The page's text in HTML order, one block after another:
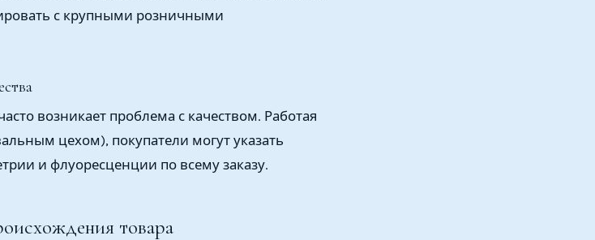
с крупными розничными
возникает проблема с качеством. Работая
цехом), покупатели могут указать
и флуоресценции по всему заказу.
товара